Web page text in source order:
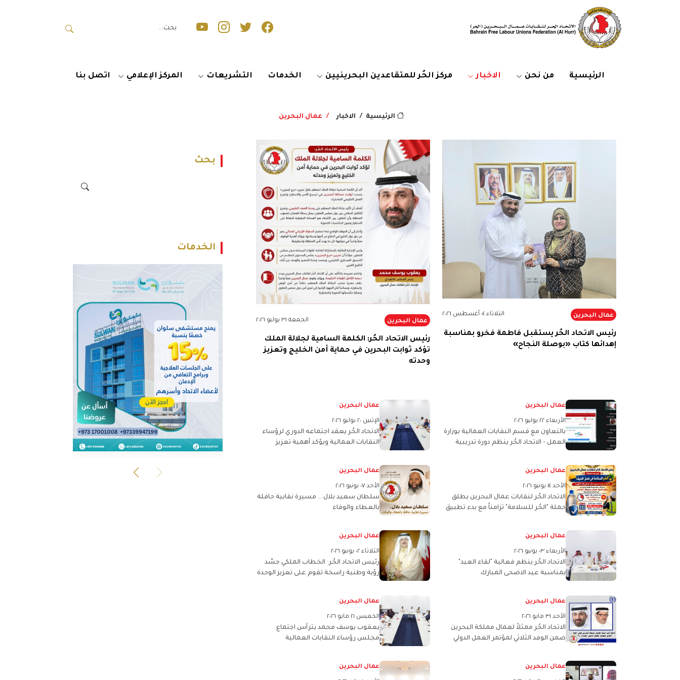
الرئيسية من نحن الاخبار مركز الحُر للمتقاعدين البحرينيين الخدمات التشريعات المركز الإعلامي اتصل بنا
الرئيسية الاخبار عمال البحرين
عمال البحرين الثلاثاء ٠٤ أغسطس ٢٠٢٦
رئيس الاتحاد الحُر يستقبل فاطمة فخرو بمناسبة
إهدائها كتاب «بوصلة النجاح»
عمال البحرين الجمعة ٣١ يوليو ٢٠٢٦
رئيس الاتحاد الحُر: الكلمة السامية لجلالة الملك
تؤكد ثوابت البحرين في حماية أمن الخليج وتعزيز
وحدته
عمال البحرين
الأربعاء ٢٢ يوليو ٢٠٢٦
بالتعاون مع قسم النقابات العمالية بوزارة
العمل - الاتحاد الحُر ينظم دورة تدريبية
عمال البحرين
الإثنين ٢٠ يوليو ٢٠٢٦
الاتحاد الحُر يعقد اجتماعه الدوري لرؤساء
النقابات العمالية ويؤكد أهمية تعزيز
عمال البحرين
الأحد ١٤ يونيو ٢٠٢٦
الاتحاد الحُر لنقابات عمال البحرين يطلق
حملة "الحُر للسلامة" تزامناً مع بدء تطبيق
عمال البحرين
الأحد ٠٧ يونيو ٢٠٢٦
سلطان سعيد بلال .. مسيرة نقابية حافلة
بالعطاء والوفاء
عمال البحرين
الأربعاء ٠٣ يونيو ٢٠٢٦
الاتحاد الحُر ينظم فعالية "لقاء العيد"
بمناسبة عيد الاضحى المبارك
عمال البحرين
الثلاثاء ٠٢ يونيو ٢٠٢٦
رئيس الاتحاد الحُر: الخطاب الملكي جسّد
رؤية وطنية راسخة تقوم على تعزيز الوحدة
عمال البحرين
الأحد ٣١ مايو ٢٠٢٦
الاتحاد الحُر ممثلاً لعمال مملكة البحرين
ضمن الوفد الثلاثي لمؤتمر العمل الدولي
عمال البحرين
الخميس ٢١ مايو ٢٠٢٦
يعقوب يوسف محمد يترأس اجتماع
مجلس رؤساء النقابات العمالية
عمال البحرين عمال البحرين
بحث
الخدمات